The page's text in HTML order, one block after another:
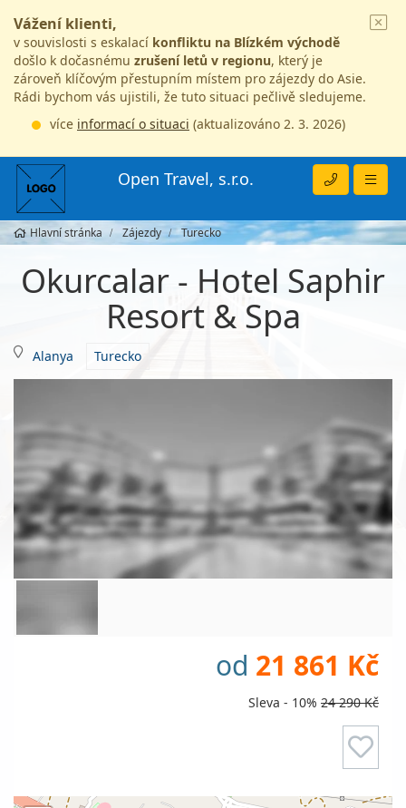
Vážení klienti,
v souvislosti s eskalací konfliktu na Blízkém východě
došlo k dočasnému zrušení letů v regionu, který je
zároveň klíčovým přestupním místem pro zájezdy do Asie.
Rádi bychom vás ujistili, že tuto situaci pečlivě sledujeme.
více informací o situaci (aktualizováno 2. 3. 2026)
Open Travel, s.r.o.
Hlavní stránka Zájezdy Turecko
Okurcalar - Hotel Saphir
Resort & Spa
Alanya Turecko
od 21 861 Kč
Sleva - 10% 24 290 Kč